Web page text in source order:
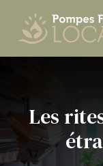
Les